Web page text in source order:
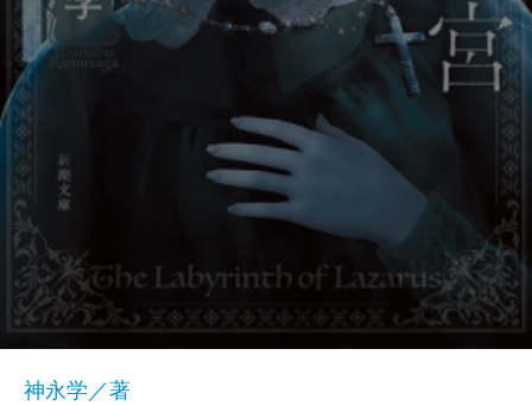
神永学／著